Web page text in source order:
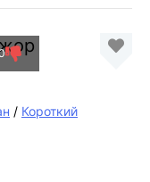
/ Короткий